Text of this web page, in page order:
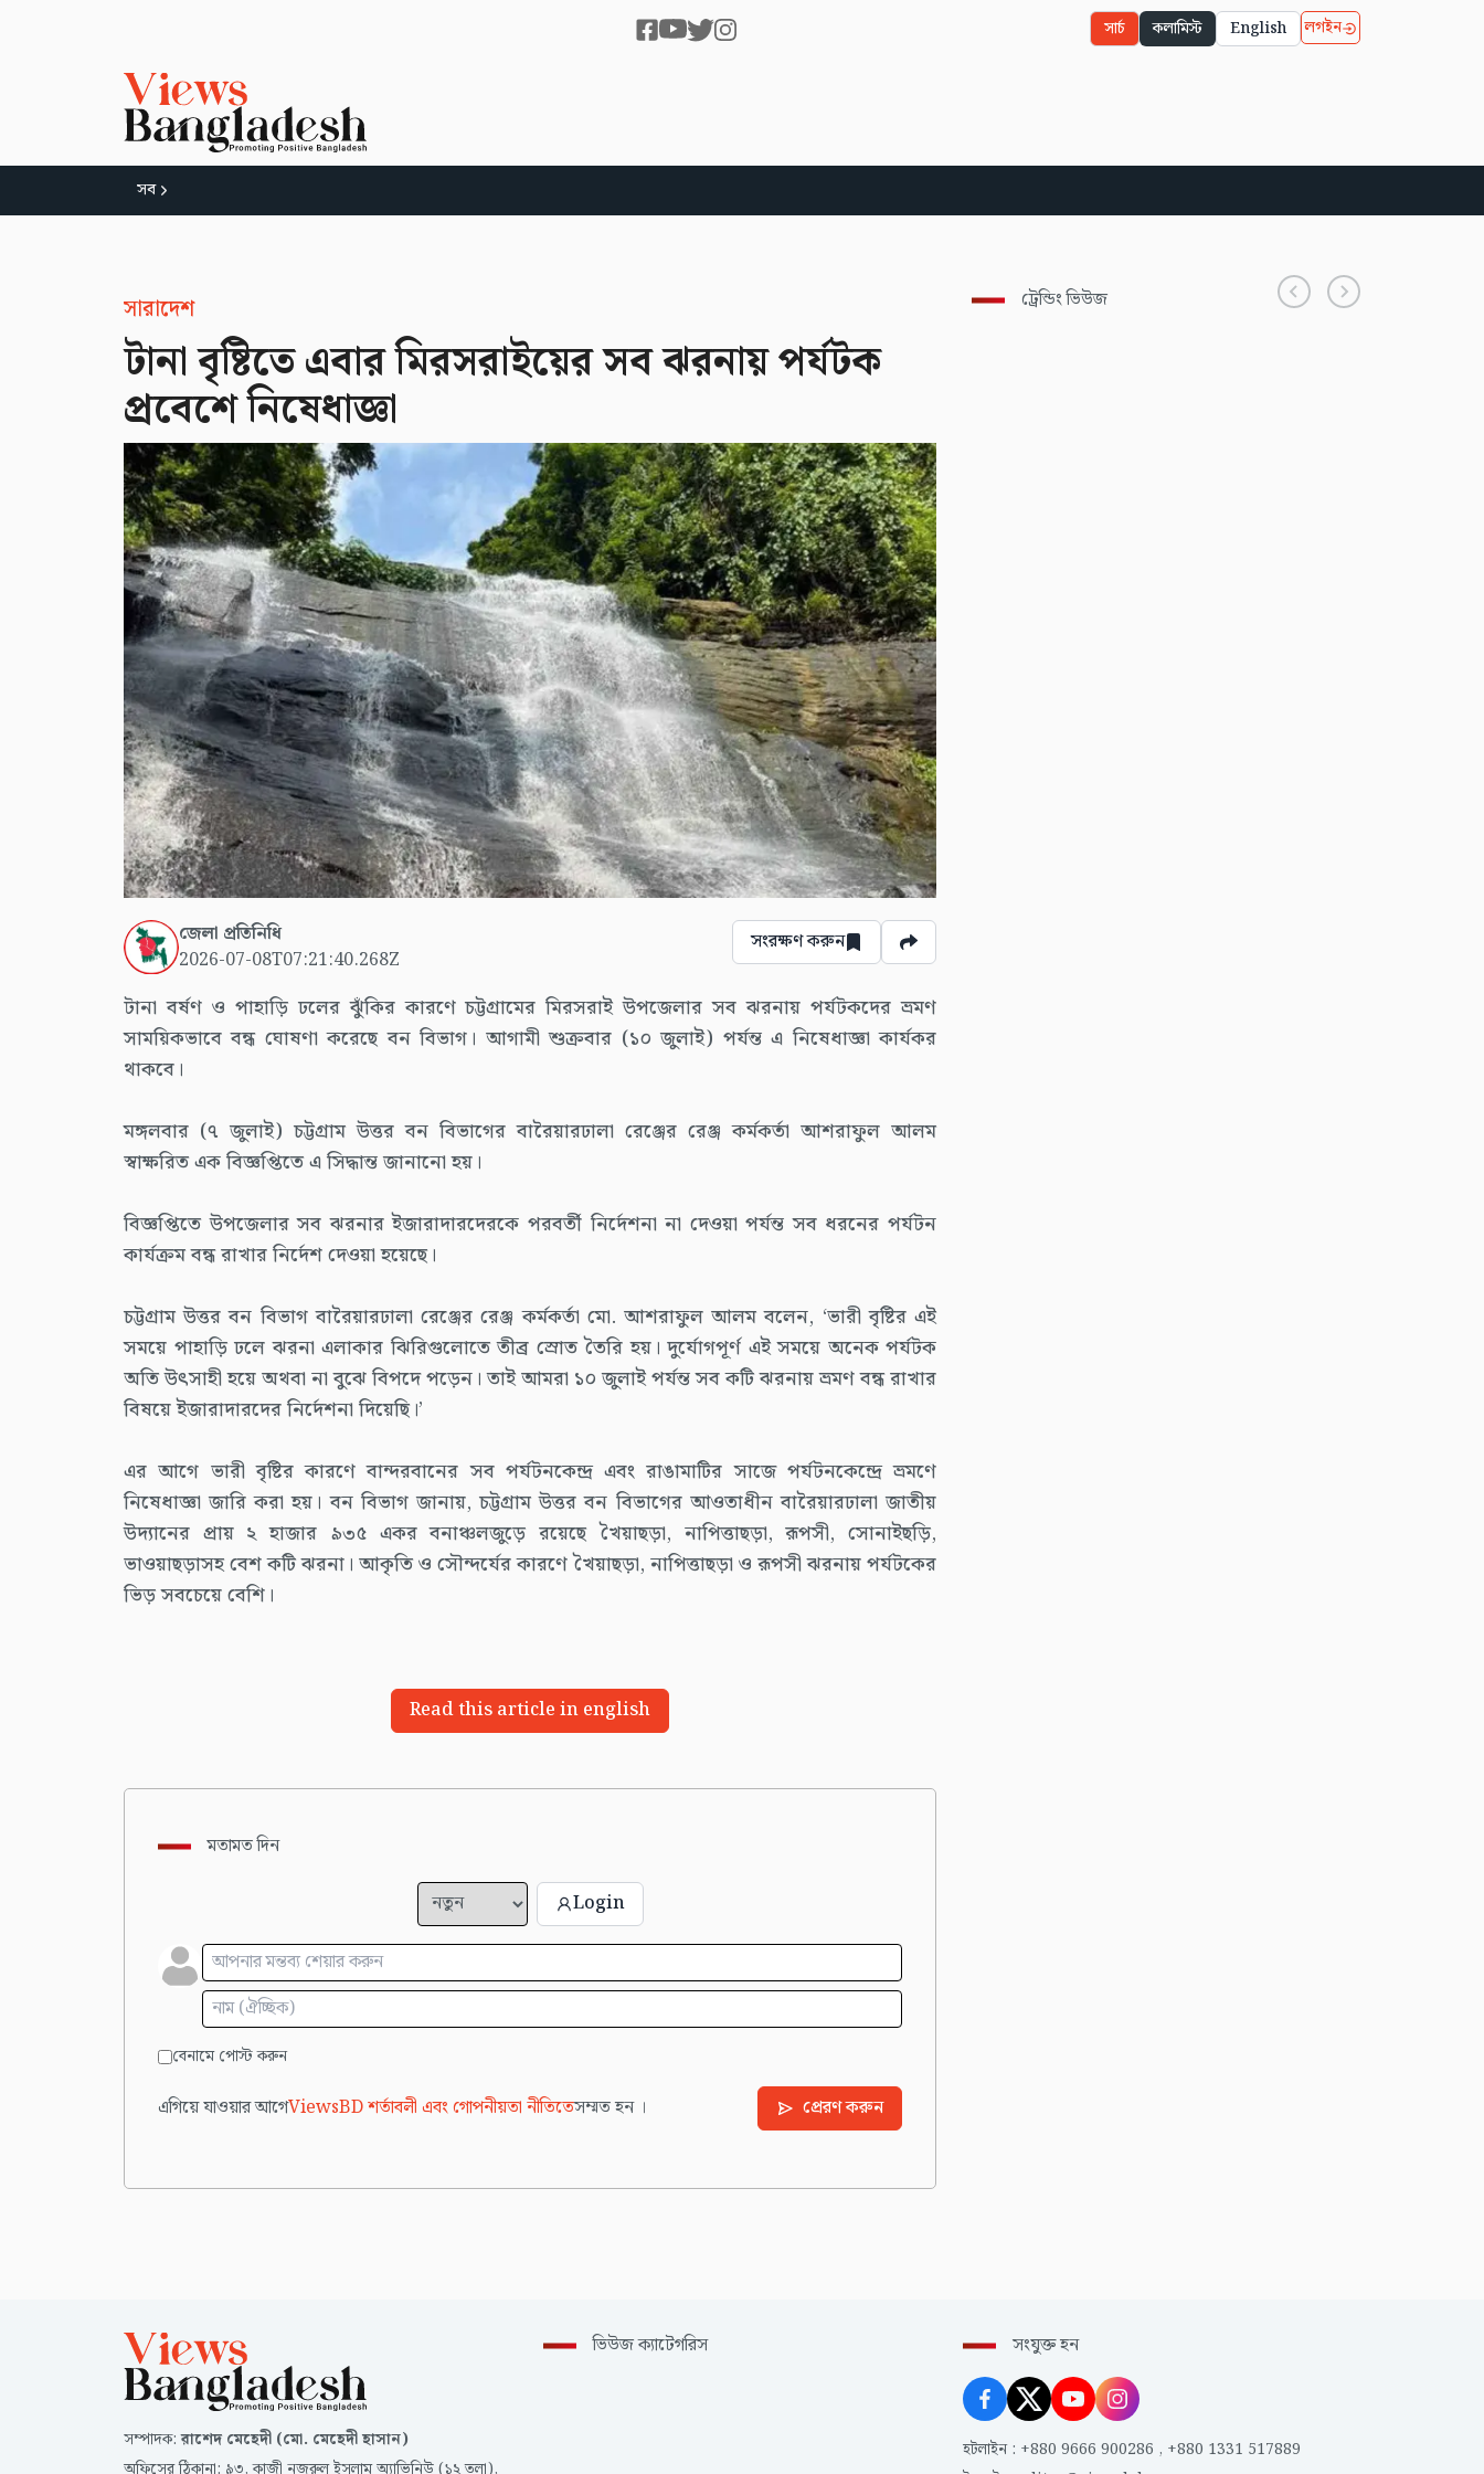
সার্চ কলামিস্ট English লগইন
সব
সারাদেশ
টানা বৃষ্টিতে এবার মিরসরাইয়ের সব ঝরনায় পর্যটক
প্রবেশে নিষেধাজ্ঞা
জেলা প্রতিনিধি
2026-07-08T07:21:40.268Z
সংরক্ষণ করুন
টানা বর্ষণ ও পাহাড়ি ঢলের ঝুঁকির কারণে চট্টগ্রামের মিরসরাই উপজেলার সব ঝরনায় পর্যটকদের ভ্রমণ
সাময়িকভাবে বন্ধ ঘোষণা করেছে বন বিভাগ। আগামী শুক্রবার (১০ জুলাই) পর্যন্ত এ নিষেধাজ্ঞা কার্যকর
থাকবে।
মঙ্গলবার (৭ জুলাই) চট্টগ্রাম উত্তর বন বিভাগের বারৈয়ারঢালা রেঞ্জের রেঞ্জ কর্মকর্তা আশরাফুল আলম
স্বাক্ষরিত এক বিজ্ঞপ্তিতে এ সিদ্ধান্ত জানানো হয়।
বিজ্ঞপ্তিতে উপজেলার সব ঝরনার ইজারাদারদেরকে পরবর্তী নির্দেশনা না দেওয়া পর্যন্ত সব ধরনের পর্যটন
কার্যক্রম বন্ধ রাখার নির্দেশ দেওয়া হয়েছে।
চট্টগ্রাম উত্তর বন বিভাগ বারৈয়ারঢালা রেঞ্জের রেঞ্জ কর্মকর্তা মো. আশরাফুল আলম বলেন, ‘ভারী বৃষ্টির এই
সময়ে পাহাড়ি ঢলে ঝরনা এলাকার ঝিরিগুলোতে তীব্র স্রোত তৈরি হয়। দুর্যোগপূর্ণ এই সময়ে অনেক পর্যটক
অতি উৎসাহী হয়ে অথবা না বুঝে বিপদে পড়েন। তাই আমরা ১০ জুলাই পর্যন্ত সব কটি ঝরনায় ভ্রমণ বন্ধ রাখার
বিষয়ে ইজারাদারদের নির্দেশনা দিয়েছি।’
এর আগে ভারী বৃষ্টির কারণে বান্দরবানের সব পর্যটনকেন্দ্র এবং রাঙামাটির সাজে পর্যটনকেন্দ্রে ভ্রমণে
নিষেধাজ্ঞা জারি করা হয়। বন বিভাগ জানায়, চট্টগ্রাম উত্তর বন বিভাগের আওতাধীন বারৈয়ারঢালা জাতীয়
উদ্যানের প্রায় ২ হাজার ৯৩৫ একর বনাঞ্চলজুড়ে রয়েছে খৈয়াছড়া, নাপিত্তাছড়া, রূপসী, সোনাইছড়ি,
ভাওয়াছড়াসহ বেশ কটি ঝরনা। আকৃতি ও সৌন্দর্যের কারণে খৈয়াছড়া, নাপিত্তাছড়া ও রূপসী ঝরনায় পর্যটকের
ভিড় সবচেয়ে বেশি।
Read this article in english
মতামত দিন
Login
বেনামে পোস্ট করুন
এগিয়ে যাওয়ার আগেViewsBD শর্তাবলী এবং গোপনীয়তা নীতিতেসম্মত হন । প্রেরণ করুন
ট্রেন্ডিং ভিউজ
সম্পাদক:রাশেদ মেহেদী (মো. মেহেদী হাসান)
ভিউজ ক্যাটেগরিস সংযুক্ত হন
হটলাইন : +880 9666 900286 , +880 1331 517889